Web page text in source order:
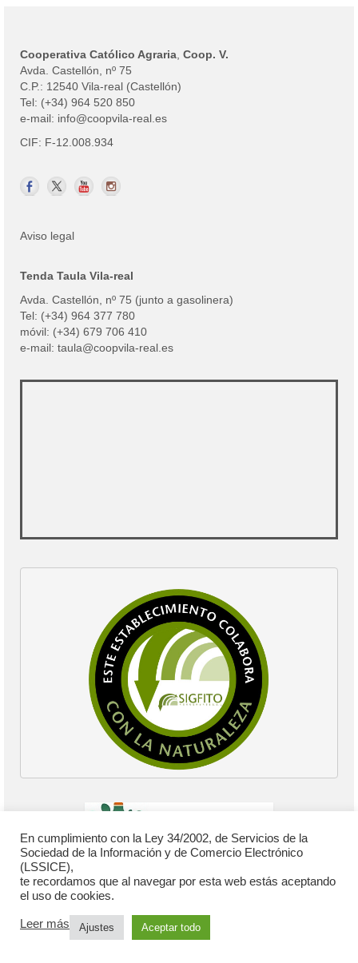
Cooperativa Católico Agraria Coop. V.
Avda. Castellón, nº 75
C.P.: 12540 Vila-real (Castellón)
Tel: (+34) 964 520 850
e-mail: info@coopvila-real.es
CIF: F-12.008.934
Aviso legal
Tenda Taula Vila-real
Avda. Castellón, nº 75 (junto a gasolinera)
Tel: (+34) 964 377 780
móvil: (+34) 679 706 410
e-mail: taula@coopvila-real.es
© 2026 Cooperativa Católico Agraria - WordPress Theme by
En cumplimiento con la Ley 34/2002, de Servicios de la
Sociedad de la Información y de Comercio Electrónico
(LSSICE),
te recordamos que al navegar por esta web estás aceptando
el uso de cookies.
Leer más Ajustes Aceptar todo